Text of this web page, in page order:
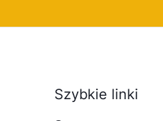
Szybkie linki